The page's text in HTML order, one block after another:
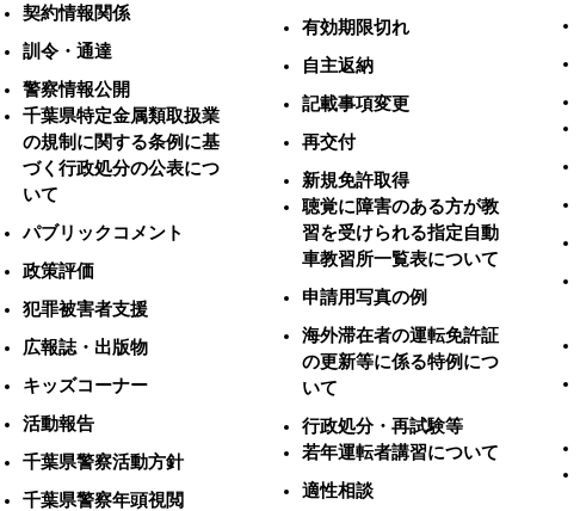
契約情報関係
訓令・通達
警察情報公開
千葉県特定金属類取扱業
の規制に関する条例に基
づく行政処分の公表につ
いて
パブリックコメント
政策評価
犯罪被害者支援
広報誌・出版物
キッズコーナー
活動報告
千葉県警察活動方針
千葉県警察年頭視閲
有効期限切れ
自主返納
記載事項変更
再交付
新規免許取得
聴覚に障害のある方が教
習を受けられる指定自動
車教習所一覧表について
申請用写真の例
海外滞在者の運転免許証
の更新等に係る特例につ
いて
行政処分・再試験等
若年運転者講習について
適性相談